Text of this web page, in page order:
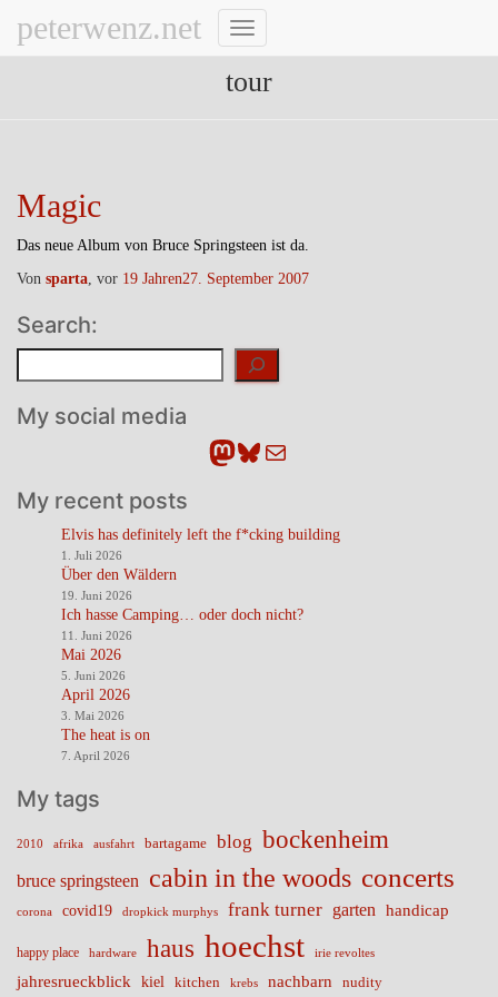
peterwenz.net
Navigation
tour
Magic
Das neue Album von Bruce Springsteen ist da.
Von sparta, vor 19 Jahren27. September 2007
Search:
My social media
Mastodon
Bluesky
E-Mail
My recent posts
Elvis has definitely left the f*cking building
1. Juli 2026
Über den Wäldern
19. Juni 2026
Ich hasse Camping… oder doch nicht?
11. Juni 2026
Mai 2026
5. Juni 2026
April 2026
3. Mai 2026
The heat is on
7. April 2026
My tags
2010 afrika ausfahrt bartagame blog bockenheim
bruce springsteen cabin in the woods concerts
corona covid19 dropkick murphys frank turner garten handicap
happy place hardware haus hoechst irie revoltes
jahresrueckblick kiel kitchen krebs nachbarn nudity